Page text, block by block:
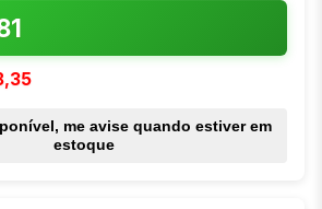
me avise quando estiver em
estoque